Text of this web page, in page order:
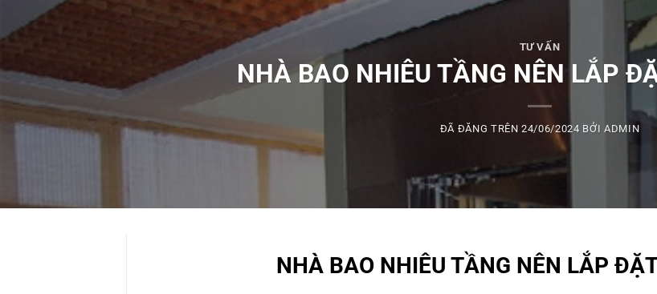
TƯ VẤN
NHÀ BAO NHIÊU TẦNG NÊN LẮP
ĐÃ ĐĂNG TRÊN24/06/2024 BỞIADMIN
NHÀ BAO NHIÊU TẦNG NÊN LẮP